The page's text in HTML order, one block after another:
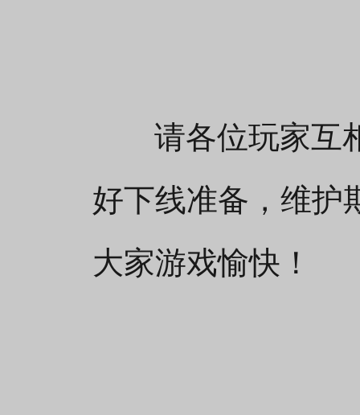
请各位玩家互相
好下线准备，维护
大家游戏愉快！